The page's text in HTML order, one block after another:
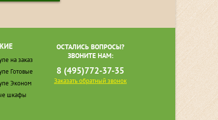
на заказ
Готовые
Эконом
шкафы
ОСТАЛИСЬ ВОПРОСЫ?
ЗВОНИТЕ НАМ:
8 (495)772-37-35
Заказать обратный звонок